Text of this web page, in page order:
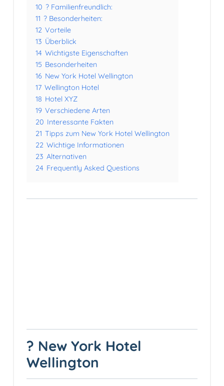
10 ? Familienfreundlich:
11 ? Besonderheiten:
12 Vorteile
13 Überblick
14 Wichtigste Eigenschaften
15 Besonderheiten
16 New York Hotel Wellington
17 Wellington Hotel
18 Hotel XYZ
19 Verschiedene Arten
20 Interessante Fakten
21 Tipps zum New York Hotel Wellington
22 Wichtige Informationen
23 Alternativen
24 Frequently Asked Questions
? New York Hotel
Wellington